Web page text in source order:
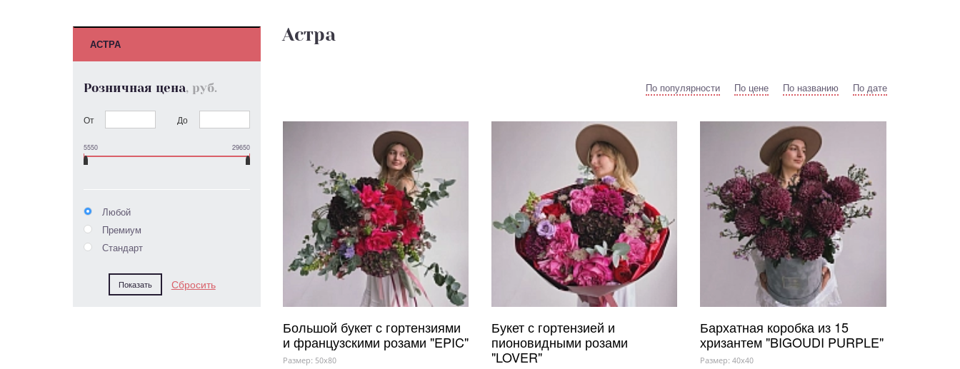
АСТРА
Розничная цена, руб.
От До
5550 29650
Любой
Премиум
Стандарт
Астра
По популярности По цене По названию По дате
Большой букет с гортензиями
и французскими розами "EPIC"
Размер: 50x80
Букет с гортензией и
пионовидными розами
"LOVER"
Бархатная коробка из 15
хризантем "BIGOUDI PURPLE"
Размер: 40x40